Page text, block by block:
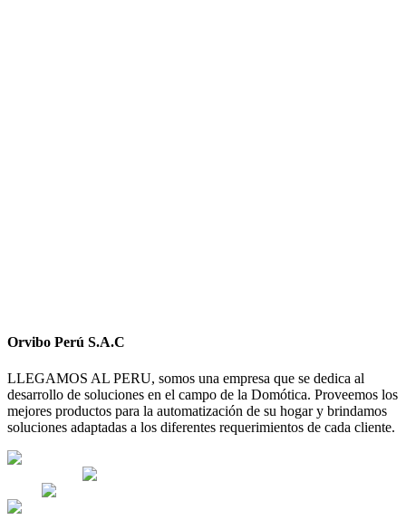
Orvibo Perú S.A.C
LLEGAMOS AL PERU, somos una empresa que se dedica al
desarrollo de soluciones en el campo de la Domótica. Proveemos los
mejores productos para la automatización de su hogar y brindamos
soluciones adaptadas a los diferentes requerimientos de cada cliente.